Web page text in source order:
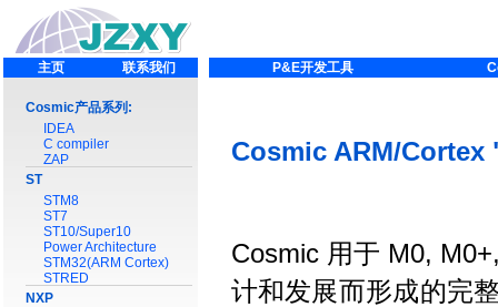
主页 联系我们
Cosmic产品系列:
IDEA
C compiler
ZAP
ST
STM8
ST7
ST10/Super10
Power Architecture
STM32(ARM Cortex)
STRED
NXP
P&E开发工具
Cosmic ARM/Cortex
Cosmic 用于 M0,
计和发展而形成的完